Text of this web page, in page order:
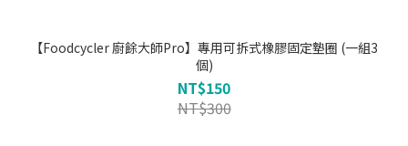
【Foodcycler 廚餘大師Pro】專用可拆式橡膠固定墊圈 (一組3
個)
NT$150
NT$300